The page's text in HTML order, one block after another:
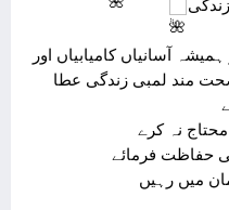
آسانیاں کامیابیاں اور
مند لمبی زندگی عطا
نہ کرے
حفاظت فرمائے
میں رہیں